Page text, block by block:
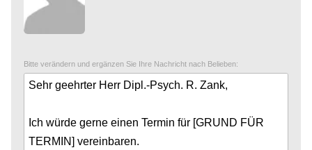
Bitte verändern und ergänzen Sie Ihre Nachricht nach Belieben: